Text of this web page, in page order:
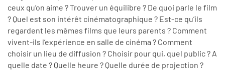
ceux qu’on aime ? Trouver un équilibre ? De quoi parle le film
? Quel est son intérêt cinématographique ? Est-ce qu’ils
regardent les mêmes films que leurs parents ? Comment
vivent-ils l’expérience en salle de cinéma ? Comment
choisir un lieu de diffusion ? Choisir pour qui, quel public ? A
quelle date ? Quelle heure ? Quelle durée de projection ?